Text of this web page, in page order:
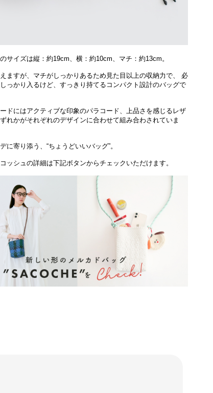
サイズは縦：約19cm、横：約10cm、マチ：約13cm。
ますが、マチがしっかりあるため見た目以上の収納力で、 必
っかり入るけど、すっきり持てるコンパクト設計のバッグで
ドにはアクティブな印象のパラコード、上品さを感じるレザ
れかがそれぞれのデザインに合わせて組み合わされていま
に寄り添う、“ちょうどいいバッグ”。
ッシュの詳細は下記ボタンからチェックいただけます。